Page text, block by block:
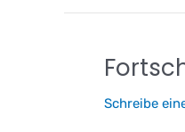
Schreibe
Dohna